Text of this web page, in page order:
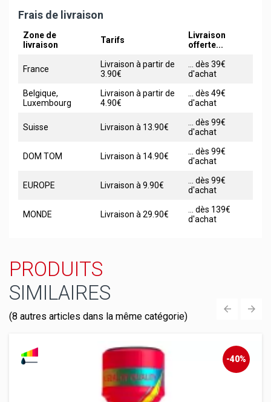
Frais de livraison
Zone de
livraison
Tarifs
Livraison
offerte...
France
Livraison à partir de
3.90€
... dès 39€
d'achat
Belgique,
Luxembourg
Livraison à partir de
4.90€
... dès 49€
d'achat
Suisse Livraison à 13.90€
... dès 99€
d'achat
DOM TOM Livraison à 14.90€
... dès 99€
d'achat
EUROPE Livraison à 9.90€
... dès 99€
d'achat
MONDE Livraison à 29.90€
... dès 139€
d'achat
PRODUITS
SIMILAIRES
(8 autres articles dans la même catégorie)
-40%